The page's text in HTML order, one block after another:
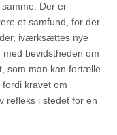
Der er
et samfund, for der
iværksættes nye
bevidstheden om
som man kan fortælle
kravet om
refleks i stedet for en